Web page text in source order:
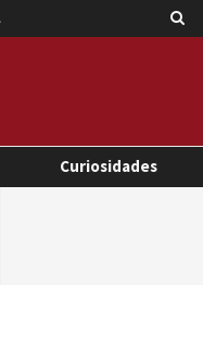
Curiosidades